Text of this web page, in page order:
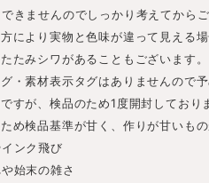
きませんのでしっかり考えてから
により実物と色味が違って見える場
たみシワがあることもございます。
・素材表示タグはありませんので予
すが、検品のため1度開封しており
め検品基準が甘く、作りが甘いもの
ンク飛び
始末の雑さ